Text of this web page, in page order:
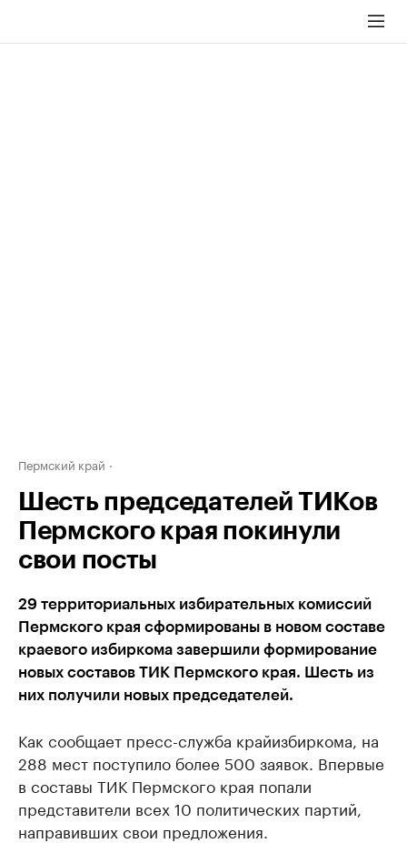
Пермский край
Шесть председателей ТИКов
Пермского края покинули
свои посты
29 территориальных избирательных комиссий
Пермского края сформированы в новом составе
краевого избиркома завершили формирование
новых составов ТИК Пермского края. Шесть из
них получили новых председателей.
Как сообщает пресс-служба крайизбиркома, на
288 мест поступило более 500 заявок. Впервые
в составы ТИК Пермского края попали
представители всех 10 политических партий,
направивших свои предложения.